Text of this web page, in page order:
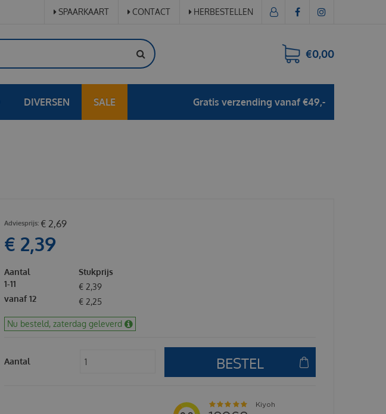
SPAARKAART CONTACT HERBESTELLEN
€0,00
DIVERSEN SALE Gratis verzending vanaf €49,-
€ 2,69
€ 2,39
Aantal
Stukprijs
1-11
€ 2,39
vanaf 12
€ 2,25
Nu besteld, zaterdag geleverd
Aantal